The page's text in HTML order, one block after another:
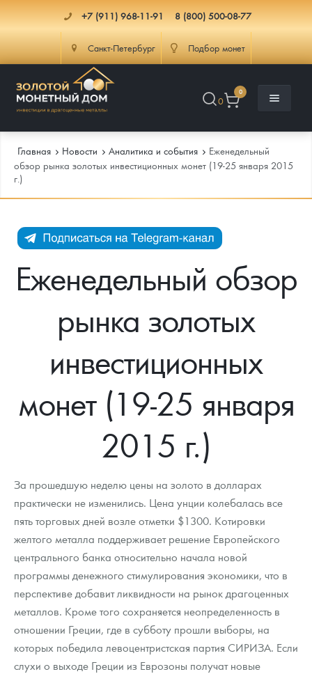
+7 (911) 968-11-91 8 (800) 500-08-77
Санкт-Петербург Подбор монет
0
0
Каталог
Каталог Монет
Монеты Россия и СССР
Иностранные
Памятные и старинные монеты
Памятные монеты России и СССР
Монеты и жетоны ЗМД
Золотые слитки
Год Лошади
Флот: ледоколы и корабли
Ювелирные изделия
Русская нумизматика
Золотая карманная галерея
Инфо
Подлинность монет
Выкуп серебряных монет
Вопрос - ответ
Памятка для работы с монетами из драгметаллов
Монеты
Политика конфиденциальности
Положение по обработке и защите персональных данных
Услуги
Подбор монет
Георгий Победоносец - динамика цен
Лом выкуп
О нас
Пресс-служба
Главная Новости Аналитика и события
Еженедельный
обзор рынка золотых инвестиционных монет (19-25 января 2015
г.)
Еженедельный обзор
рынка золотых
инвестиционных
монет (19-25 января
2015 г.)
За прошедшую неделю цены на золото в долларах
практически не изменились. Цена унции колебалась все
пять торговых дней возле отметки $1300. Котировки
желтого металла поддерживает решение Европейского
центрального банка относительно начала новой
программы денежного стимулирования экономики, что в
перспективе добавит ликвидности на рынок драгоценных
металлов. Кроме того сохраняется неопределенность в
отношении Греции, где в субботу прошли выборы, на
которых победила левоцентристская партия СИРИЗА. Если
слухи о выходе Греции из Еврозоны получат новые